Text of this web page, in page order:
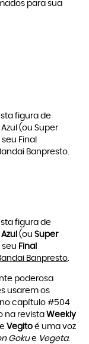
para sua
figura de
(ou Super
Final
Banpresto.
figura de
(ou Super
seu Final
Banpresto.
poderosa
usarem os
no capítulo #504
na revista Weekly
Vegito é uma voz
Gokue Vegeta.